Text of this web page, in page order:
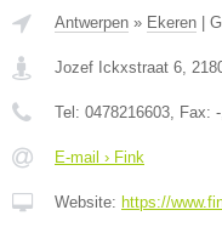
Antwerpen » Ekeren
Jozef Ickxstraat 6
Tel: 0478216603 , Fax: -
E-mail › Fink
Website: https://